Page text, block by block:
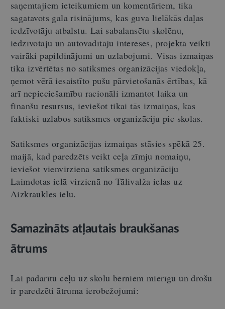
saņemtajiem ieteikumiem un komentāriem, tika
sagatavots gala risinājums, kas guva lielākās daļas
iedzīvotāju atbalstu. Lai sabalansētu skolēnu,
iedzīvotāju un autovadītāju intereses, projektā veikti
vairāki papildinājumi un uzlabojumi. Visas izmaiņas
tika izvērtētas no satiksmes organizācijas viedokļa,
ņemot vērā iesaistīto pušu pārvietošanās ērtības, kā
arī nepieciešamību racionāli izmantot laika un
finanšu resursus, ieviešot tikai tās izmaiņas, kas
faktiski uzlabos satiksmes organizāciju pie skolas.
Satiksmes organizācijas izmaiņas stāsies spēkā 25.
maijā, kad paredzēts veikt ceļa zīmju nomaiņu,
ieviešot vienvirziena satiksmes organizāciju
Laimdotas ielā virzienā no Tālivalža ielas uz
Aizkraukles ielu.
Samazināts atļautais braukšanas
ātrums
Lai padarītu ceļu uz skolu bērniem mierīgu un drošu
ir paredzēti ātruma ierobežojumi: